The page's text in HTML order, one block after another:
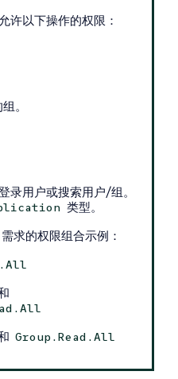
许以下操作的权限：
。
录用户或搜索用户/组。
类型。
求的权限组合示例：
Group.Read.All